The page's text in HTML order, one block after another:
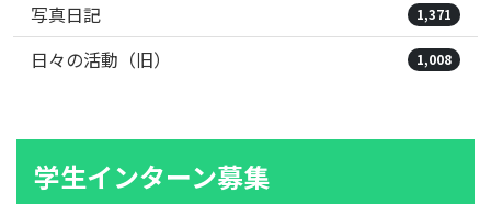
写真日記 1,371
日々の活動（旧） 1,008
学生インターン募集